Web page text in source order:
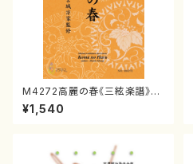
M4272高麗の春《三絃楽譜》
（三絃/宮城道雄著・宮城宗家監
修/三絃楽譜）
¥1,540